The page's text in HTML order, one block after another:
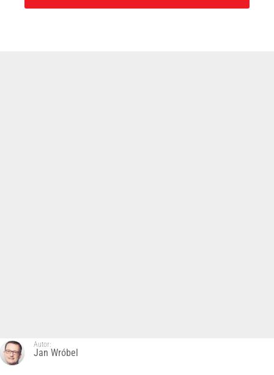
Autor:
Jan Wróbel